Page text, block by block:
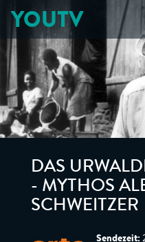
YOUTV
DAS
- MYTHOS
SCHWEITZER
Sendezeit: